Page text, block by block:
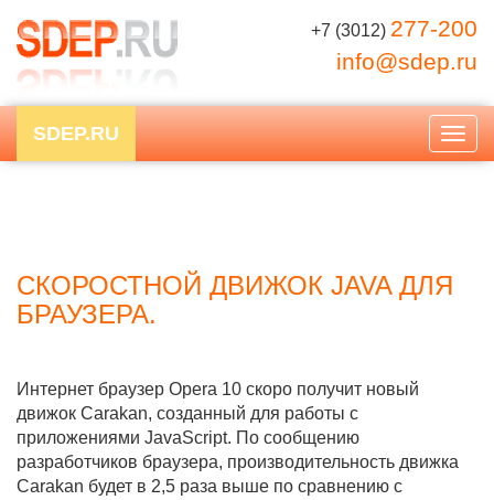
+7 (3012) 277-200
info@sdep.ru
SDEP.RU
СКОРОСТНОЙ ДВИЖОК JAVA ДЛЯ
БРАУЗЕРА.
Интернет браузер Opera 10 скоро получит новый
движок Carakan, созданный для работы с
приложениями JavaScript. По сообщению
разработчиков браузера, производительность движка
Carakan будет в 2,5 раза выше по сравнению с